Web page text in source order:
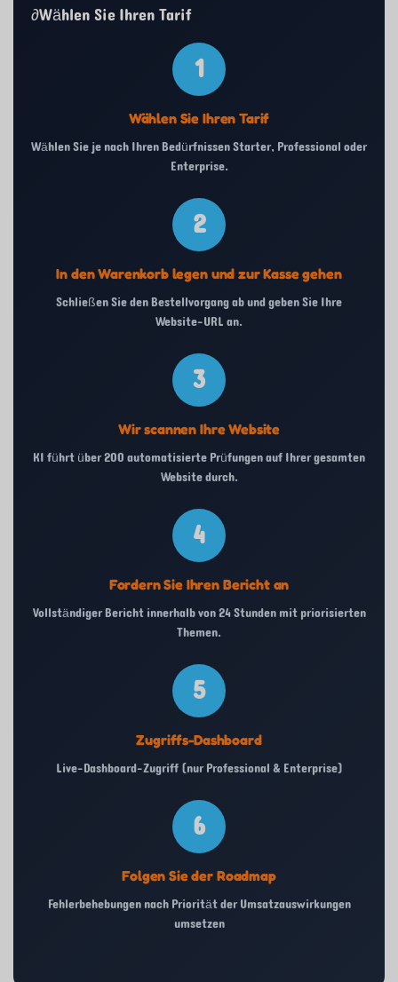
∂Wählen Sie Ihren Tarif
1
Wählen Sie Ihren Tarif
Wählen Sie je nach Ihren Bedürfnissen Starter, Professional oder
Enterprise.
2
In den Warenkorb legen und zur Kasse gehen
Schließen Sie den Bestellvorgang ab und geben Sie Ihre
Website-URL an.
3
Wir scannen Ihre Website
KI führt über 200 automatisierte Prüfungen auf Ihrer gesamten
Website durch.
4
Fordern Sie Ihren Bericht an
Vollständiger Bericht innerhalb von 24 Stunden mit priorisierten
Themen.
5
Zugriffs-Dashboard
Live-Dashboard-Zugriff (nur Professional & Enterprise)
6
Folgen Sie der Roadmap
Fehlerbehebungen nach Priorität der Umsatzauswirkungen
umsetzen